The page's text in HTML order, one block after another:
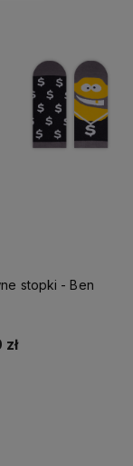
stopki - Ben